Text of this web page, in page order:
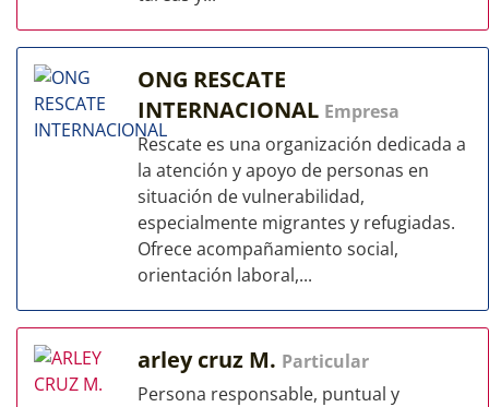
ONG RESCATE
INTERNACIONAL Empresa
Rescate es una organización dedicada a
la atención y apoyo de personas en
situación de vulnerabilidad,
especialmente migrantes y refugiadas.
Ofrece acompañamiento social,
orientación laboral,...
arley cruz M. Particular
Persona responsable, puntual y